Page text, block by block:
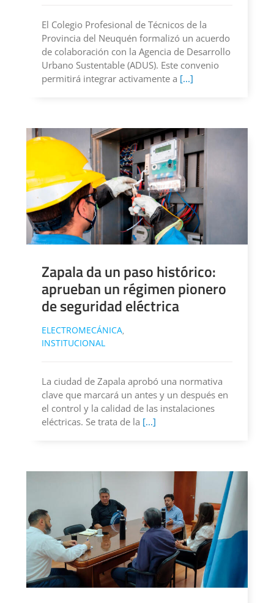
El Colegio Profesional de Técnicos de la
Provincia del Neuquén formalizó un acuerdo
de colaboración con la Agencia de Desarrollo
Urbano Sustentable (ADUS). Este convenio
permitirá integrar activamente a [...]
Zapala da un paso histórico:
aprueban un régimen pionero
de seguridad eléctrica
ELECTROMECÁNICA,
INSTITUCIONAL
La ciudad de Zapala aprobó una normativa
clave que marcará un antes y un después en
el control y la calidad de las instalaciones
eléctricas. Se trata de la [...]